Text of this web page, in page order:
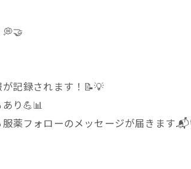
記録されます！📝💡
り💪📊
薬フォローのメッセージが届きます